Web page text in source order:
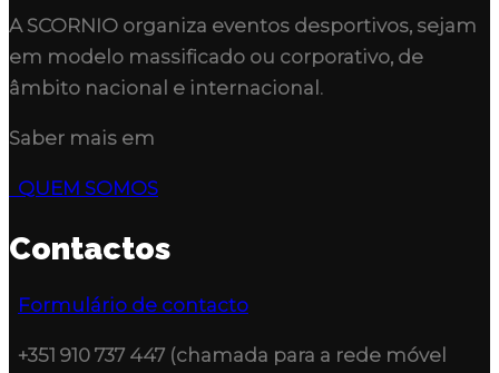
A SCORNIO organiza eventos desportivos, sejam
em modelo massificado ou corporativo, de
âmbito nacional e internacional.
Saber mais em
QUEM SOMOS
Contactos
Formulário de contacto
+351 910 737 447 (chamada para a rede móvel